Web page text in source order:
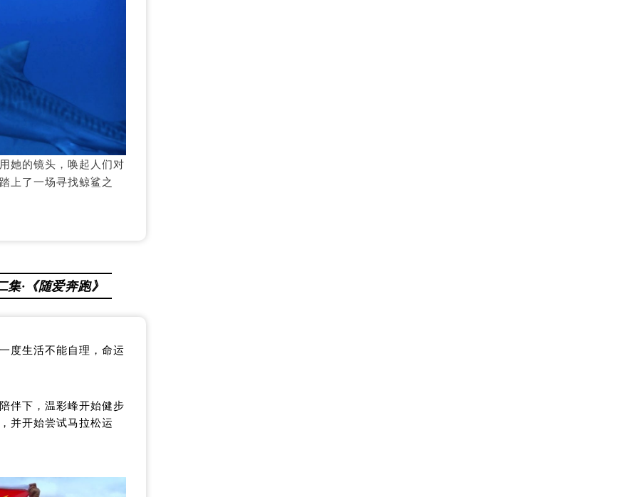
她的镜头，唤起人们对
上了一场寻找鲸鲨之
集·《随爱奔跑》
度生活不能自理，命运
伴下，温彩峰开始健步
并开始尝试马拉松运